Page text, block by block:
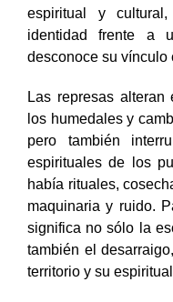
espiritual y
identidad frente a
desconoce su vínculo
Las represas
los humedales y
pero también
espirituales de los
había rituales,
maquinaria y ruido.
significa no sólo la
también el
territorio y su